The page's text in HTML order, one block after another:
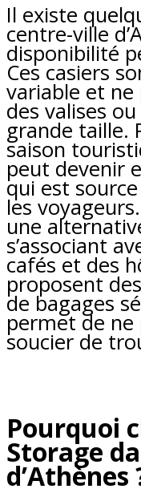
Il existe
centre-ville
disponibilité
Ces casiers
variable et ne
des valises
grande taille.
saison
peut devenir
qui est
les
une
s’associant
cafés et des
proposent
de bagages
permet de ne
soucier de
Pourquoi
Storage
d’Athènes